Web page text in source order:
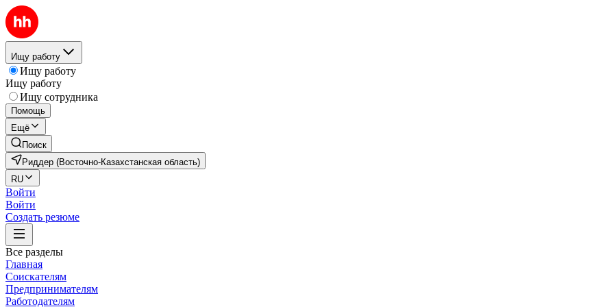
Ищу работу
Ищу работу
Ищу работу
Ищу сотрудника
Помощь
Ещё
Поиск
Риддер (Восточно-Казахстанская область)
RU
Войти
Войти
Создать резюме
Все разделы
Главная
Соискателям
Предпринимателям
Работодателям